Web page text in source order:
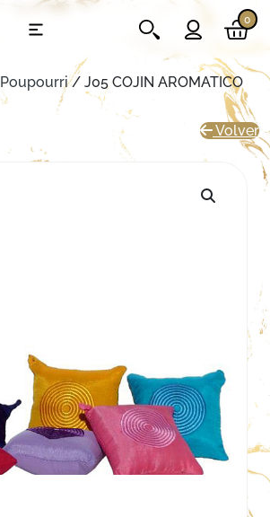
0
Poupourri/ J05 COJIN AROMATICO
Volver